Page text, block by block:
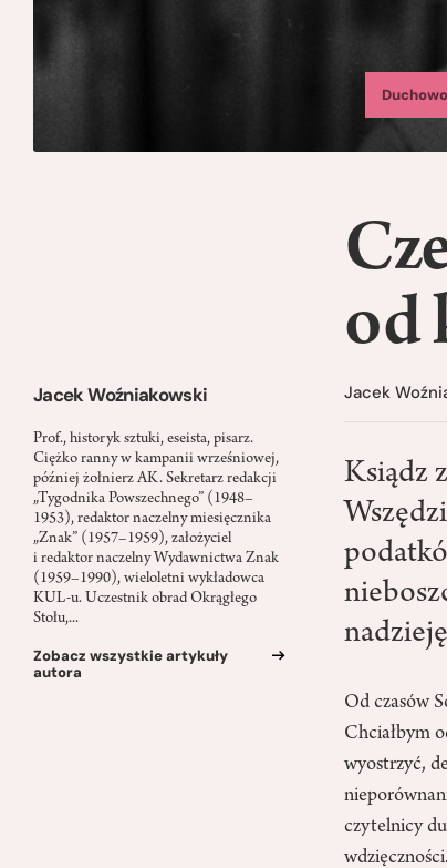
Jacek Woźniakowski
Prof., historyk sztuki, eseista, pisarz.
Ciężko ranny w kampanii wrześniowej,
później żołnierz AK. Sekretarz redakcji
„Tygodnika Powszechnego” (1948–
1953), redaktor naczelny miesięcznika
„Znak” (1957–1959), założyciel
i redaktor naczelny Wydawnictwa Znak
(1959–1990), wieloletni wykładowca
KUL-u. Uczestnik obrad Okrągłego
Stołu,...
Zobacz wszystkie artykuły
autora
od
Jacek
Ksiądz
Od czasów
Chciałbym
wyostrzyć,
czytelnicy
wdzięczności.